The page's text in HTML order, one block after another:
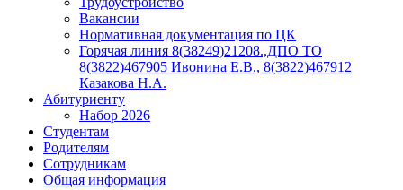
Вакансии
Нормативная документация по ЦК
Горячая линия 8(38249)21208.,ДПО ТО
8(3822)467905 Ивонина Е.В., 8(3822)467912
Казакова Н.А.
Абитуриенту
Набор 2026
Студентам
Родителям
Сотрудникам
Общая информация